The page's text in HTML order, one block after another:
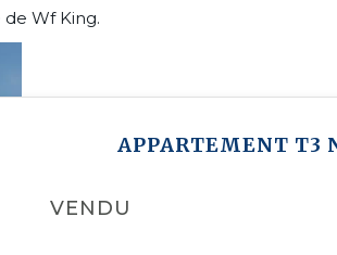
Wf King.
APPARTEMENT T3
VENDU